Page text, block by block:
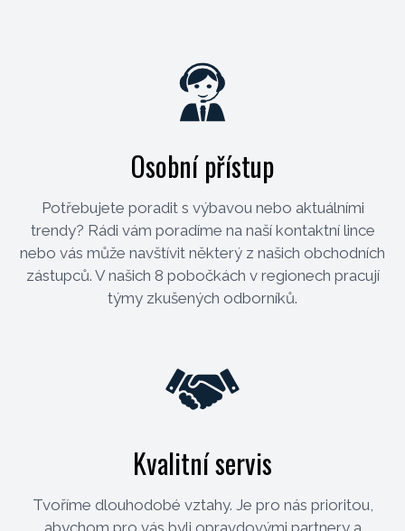
Osobní přístup
Potřebujete poradit s výbavou nebo aktuálními
trendy? Rádi vám poradíme na naší kontaktní lince
nebo vás může navštívit některý z našich obchodních
zástupců. V našich 8 pobočkách v regionech pracují
týmy zkušených odborníků.
Kvalitní servis
Tvoříme dlouhodobé vztahy. Je pro nás prioritou,
abychom pro vás byli opravdovými partnery a